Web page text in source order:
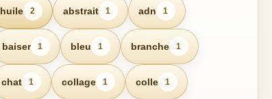
huile 2 abstrait 1 adn 1
baiser 1 bleu 1 branche 1
chat 1 collage 1 colle 1